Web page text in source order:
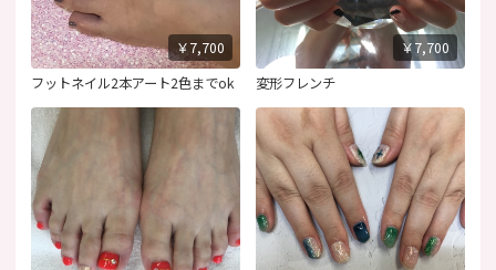
￥7,700
フットネイル2本アート2色までok
￥7,700
変形フレンチ